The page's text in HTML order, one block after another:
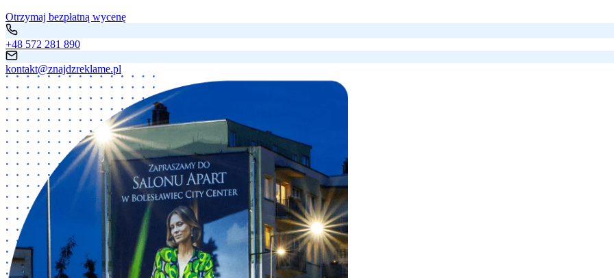
Otrzymaj bezpłatną wycenę
+48 572 281 890
kontakt@znajdzreklame.pl